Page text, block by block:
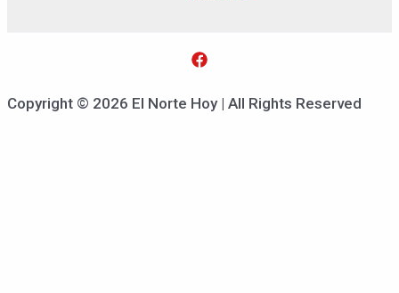
Copyright © 2026 El Norte Hoy | All Rights Reserved